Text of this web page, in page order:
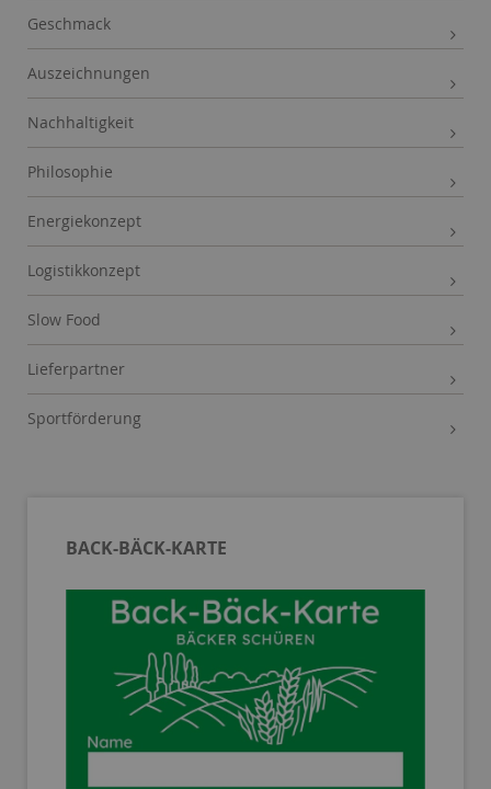
Geschmack
Auszeichnungen
Nachhaltigkeit
Philosophie
Energiekonzept
Logistikkonzept
Slow Food
Lieferpartner
Sportförderung
BACK-BÄCK-KARTE